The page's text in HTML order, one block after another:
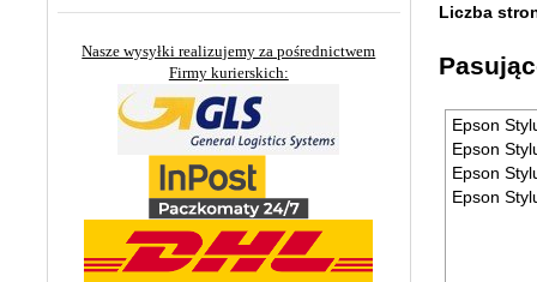
Nasze wysyłki realizujemy za pośrednictwem
Firmy kurierskich:
Liczba
Epson
Epson
Epson
Epson